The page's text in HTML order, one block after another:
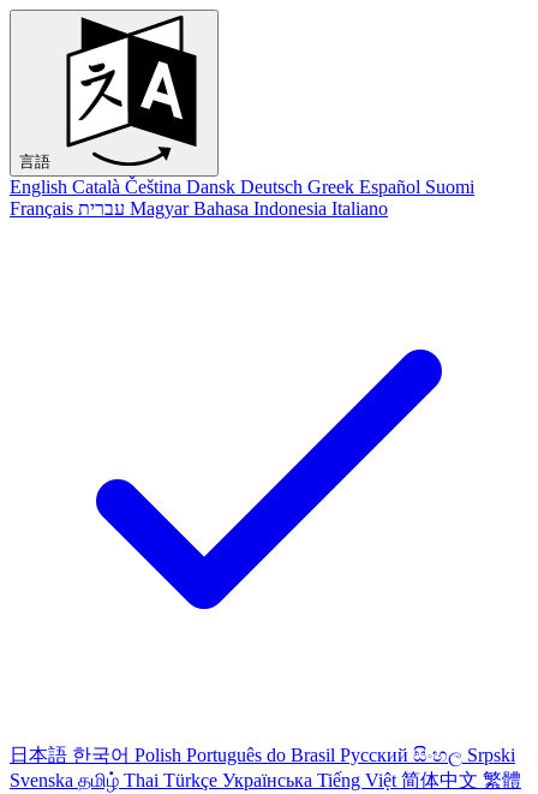
言語
English Català Čeština Dansk Deutsch Greek Español Suomi
Français עברית Magyar Bahasa Indonesia Italiano
日本語 한국어 Polish Português do Brasil Русский සිංහල Srpski
Svenska தமிழ் Thai Türkçe Українська Tiếng Việt 简体中文 繁體